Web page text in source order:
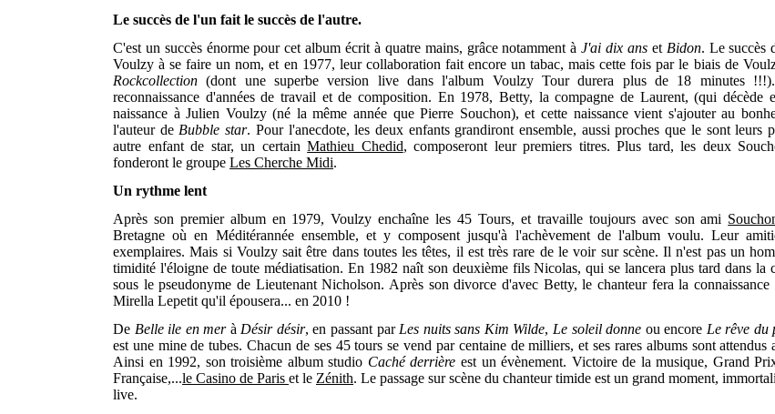
Le succès de l'un fait le succès de l'autre.
C'est un succès énorme pour cet album écrit à quatre mains, grâce notamment àJ'ai dix anset Bidon. Le succès
Voulzy à se faire un nom, et en 1977, leur collaboration fait encore un tabac, mais cette fois par le biais de
Rockcollection (dont une superbe version live dans l'album Voulzy Tour durera plus de 18 minutes
reconnaissance d'années de travail et de composition. En 1978, Betty, la compagne de Laurent, (qui décède
naissance à Julien Voulzy (né la même année que Pierre Souchon), et cette naissance vient s'ajouter au
l'auteur de Bubble star. Pour l'anecdote, les deux enfants grandiront ensemble, aussi proches que le sont leurs
autre enfant de star, un certainMathieu Chedid, composeront leur premiers titres. Plus tard, les deux
fonderont le groupe Les Cherche Midi.
Un rythme lent
Après son premier album en 1979, Voulzy enchaîne les 45 Tours, et travaille toujours avec son ami
Bretagne où en Méditérannée ensemble, et y composent jusqu'à l'achèvement de l'album voulu. Leur
exemplaires. Mais si Voulzy sait être dans toutes les têtes, il est très rare de le voir sur scène. Il n'est pas un
timidité l'éloigne de toute médiatisation. En 1982 naît son deuxième fils Nicolas, qui se lancera plus tard dans la
sous le pseudonyme de Lieutenant Nicholson. Après son divorce d'avec Betty, le chanteur fera la
Mirella Lepetit qu'il épousera... en 2010 !
De Belle ile en merà Désir désir, en passant par Les nuits sans Kim Wilde, Le soleil donne ou encore Le rêve du
est une mine de tubes. Chacun de ses 45 tours se vend par centaine de milliers, et ses rares albums sont attendus
Ainsi en 1992, son troisième album studio Caché derrière est un évènement. Victoire de la musique, Grand
Française,...le Casino de Paris et le Zénith. Le passage sur scène du chanteur timide est un grand moment,
live.